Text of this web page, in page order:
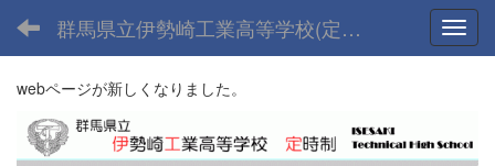
群馬県立伊勢崎工業高等学校(定時制課程)
webページが新しくなりました。